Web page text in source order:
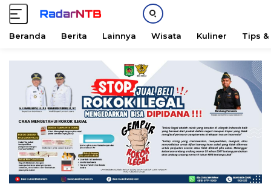
Beranda Berita Lainnya Wisata Kuliner Tips &